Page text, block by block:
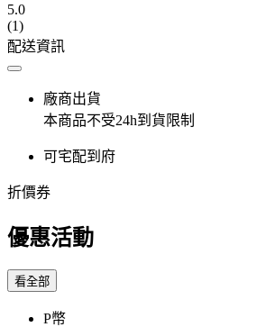
5.0
(1)
配送資訊
廠商出貨
本商品不受24h到貨限制
可宅配到府
折價券
優惠活動
看全部
P幣